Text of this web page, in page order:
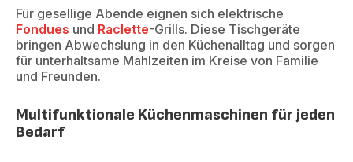
Für gesellige Abende eignen sich elektrische
Fondues und Raclette-Grills. Diese Tischgeräte
bringen Abwechslung in den Küchenalltag und sorgen
für unterhaltsame Mahlzeiten im Kreise von Familie
und Freunden.
Multifunktionale Küchenmaschinen für jeden
Bedarf